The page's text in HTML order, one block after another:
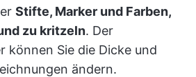
Stifte, Marker und Farben,
zu kritzeln. Der
können Sie die Dicke und
ändern.